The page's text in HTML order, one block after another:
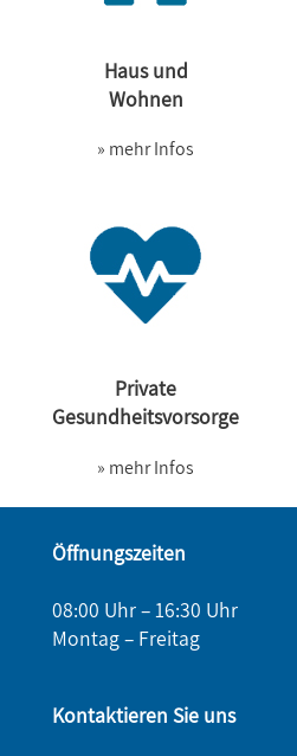
Haus und
Wohnen
» mehr Infos
Private
Gesundheitsvorsorge
» mehr Infos
Öffnungszeiten
08:00 Uhr – 16:30 Uhr
Montag – Freitag
Kontaktieren Sie uns